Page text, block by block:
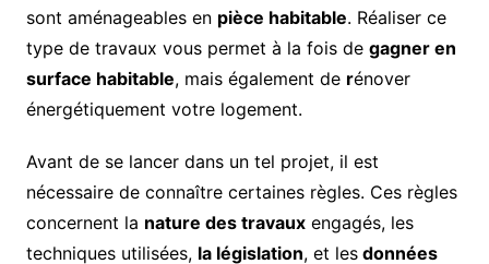
sont aménageables en pièce habitable. Réaliser ce
type de travaux vous permet à la fois de gagner en
surface habitable, mais également de rénover
énergétiquement votre logement.
Avant de se lancer dans un tel projet, il est
nécessaire de connaître certaines règles. Ces règles
concernent la nature des travauxengagés, les
techniques utilisées, la législation, et lesdonnées